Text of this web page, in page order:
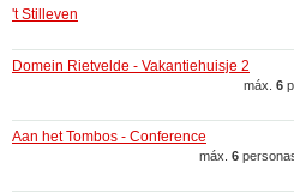
't Stilleven
Domein Rietvelde - Vakantiehuisje 2
máx. 6
Aan het Tombos - Conference
máx. 6